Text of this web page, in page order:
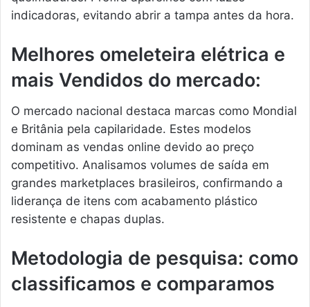
indicadoras, evitando abrir a tampa antes da hora.
Melhores omeleteira elétrica e
mais Vendidos do mercado:
O mercado nacional destaca marcas como Mondial
e Britânia pela capilaridade. Estes modelos
dominam as vendas online devido ao preço
competitivo. Analisamos volumes de saída em
grandes marketplaces brasileiros, confirmando a
liderança de itens com acabamento plástico
resistente e chapas duplas.
Metodologia de pesquisa: como
classificamos e comparamos